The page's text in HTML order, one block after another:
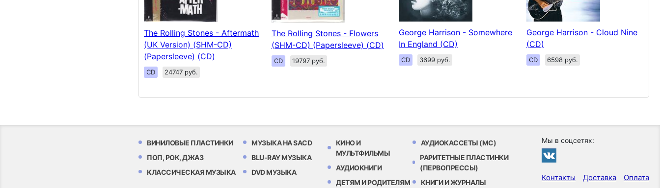
The Rolling Stones - Aftermath
(UK Version) (SHM-CD)
(Papersleeve) (CD)
CD 24747 руб.
The Rolling Stones - Flowers
(SHM-CD) (Papersleeve) (CD)
CD 19797 руб.
George Harrison - Somewhere
In England (CD)
CD 3699 руб.
George Harrison - Cloud Nine
(CD)
CD 6598 руб.
ВИНИЛОВЫЕ ПЛАСТИНКИ
ПОП, РОК, ДЖАЗ
КЛАССИЧЕСКАЯ МУЗЫКА
МУЗЫКА НА SACD
BLU-RAY МУЗЫКА
DVD МУЗЫКА
КИНО И
МУЛЬТФИЛЬМЫ
АУДИОКНИГИ
ДЕТЯМ И РОДИТЕЛЯМ
АУДИОКАССЕТЫ (MC)
РАРИТЕТНЫЕ ПЛАСТИНКИ
(ПЕРВОПРЕССЫ)
КНИГИ И ЖУРНАЛЫ
Мы в соцсетях:
Контакты Доставка Оплата